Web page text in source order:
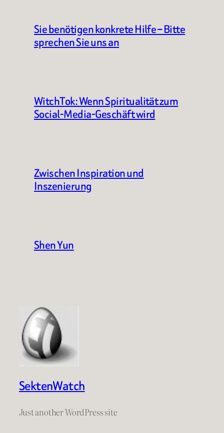
Sie benötigen konkrete Hilfe – Bitte
sprechen Sie uns an
WitchTok: Wenn Spiritualität zum
Social-Media-Geschäft wird
Zwischen Inspiration und
Inszenierung
Shen Yun
SektenWatch
Just another WordPress site